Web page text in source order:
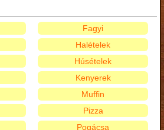
Fagyi
Halételek
Húsételek
Kenyerek
Muffin
Pizza
Pogácsa